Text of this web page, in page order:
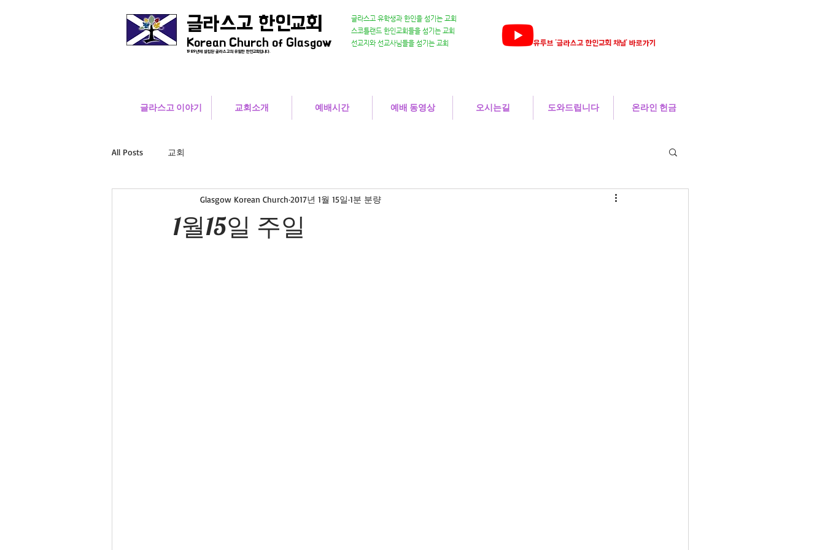
글라스고 한인교회
Korean Church of Glasgow
1989년에 설립된 글라스고의 유일한 한인교회입니다.
글라스고 유학생과 한인을 섬기는 교회
스코틀랜드 한인교회들을 섬기는 교회
​선교지와 선교사님들을 섬기는 교회유투브 '글라스고 한인교회 채널' 바로가기
글라스고 이야기 교회소개 예배시간 예배 동영상 오시는길 도와드립니다 온라인 헌금
All Posts 교회
1월15일 주일
Glasgow Korean Church 2017년 1월 15일 1분 분량